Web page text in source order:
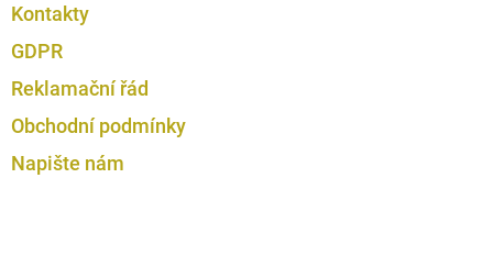
Kontakty
GDPR
Reklamační řád
Obchodní podmínky
Napište nám